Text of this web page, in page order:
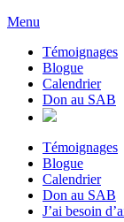
Menu
Témoignages
Blogue
Calendrier
Don au SAB
Témoignages
Blogue
Calendrier
Don au SAB
J’ai besoin